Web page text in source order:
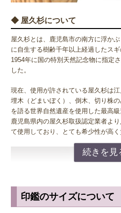
◆ 屋久杉について
屋久杉とは、鹿児島市の南方に浮か
に自生する樹齢千年以上経過したス
1954年に国の特別天然記念物に指定
した。
現在、使用が許されている屋久杉は
埋木（どまいぼく）、倒木、切り株
を語る世界自然遺産を使用した最高
鹿児島県内の屋久杉取扱認定業者よ
て使用しており、とても希少性が高く
印鑑のサイズについて